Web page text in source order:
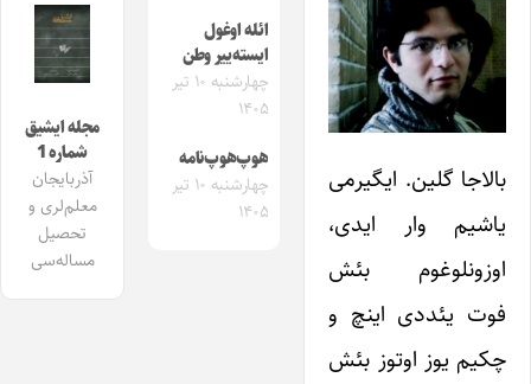
بالاجا گلین. ایگیرمی
یاشیم وار ایدی،
اوزونلوغوم بئش
فوت یئددی اینچ و
چکیم یوز اوتوز بئش
ائله اوغول
ایسته‌ییر وطن
چهارشنبه ۱۰ تیر
۱۴۰۵
هوپ‌هوپ‌نامه
چهارشنبه ۱۰ تیر
۱۴۰۵
مجله ایشیق
شماره 1
آذربایجان
معلم‌لری و
تحصیل
مساله‌سی